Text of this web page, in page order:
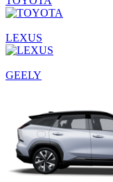
LEXUS
GEELY